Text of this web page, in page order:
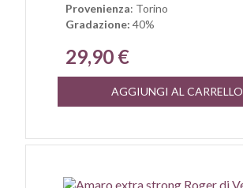
Provenienza: Torino
Gradazione: 40%
29,90 €
AGGIUNGI AL CARRELLO